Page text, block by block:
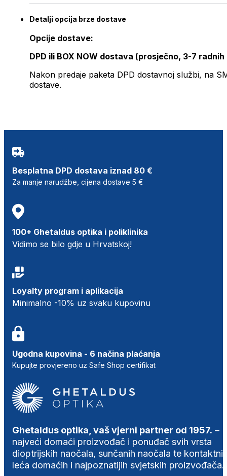
Detalji opcija brze dostave
Opcije dostave:
DPD ili BOX NOW dostava (prosječno, 3-7 radnih
Nakon predaje paketa DPD dostavnoj službi, na
dostave.
Besplatna DPD dostava iznad 80 €
Za manje narudžbe, cijena dostave 5 €
100+ Ghetaldus optika i poliklinika
Vidimo se bilo gdje u Hrvatskoj!
Loyalty program i aplikacija
Minimalno -10% uz svaku kupovinu
Ugodna kupovina - 6 načina plaćanja
Kupujte provjereno uz Safe Shop certifikat
Ghetaldus optika, vaš vjerni partner od 1957. –
najveći domaći proizvođač i ponuđač svih vrsta
dioptrijskih naočala, sunčanih naočala te
leća domaćih i najpoznatijih svjetskih proizvođača.